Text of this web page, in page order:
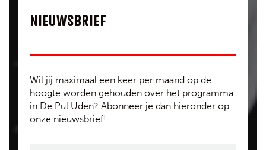
NIEUWSBRIEF
Wil jij maximaal een keer per maand op de
hoogte worden gehouden over het programma
in De Pul Uden? Abonneer je dan hieronder op
onze nieuwsbrief!